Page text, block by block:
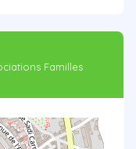
Familles